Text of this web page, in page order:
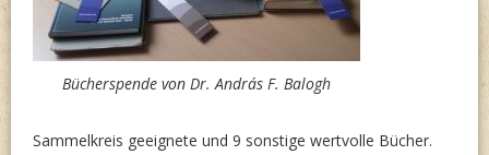
Bücherspende von Dr. András F. Balogh
Sammelkreis geeignete und 9 sonstige wertvolle Bücher.